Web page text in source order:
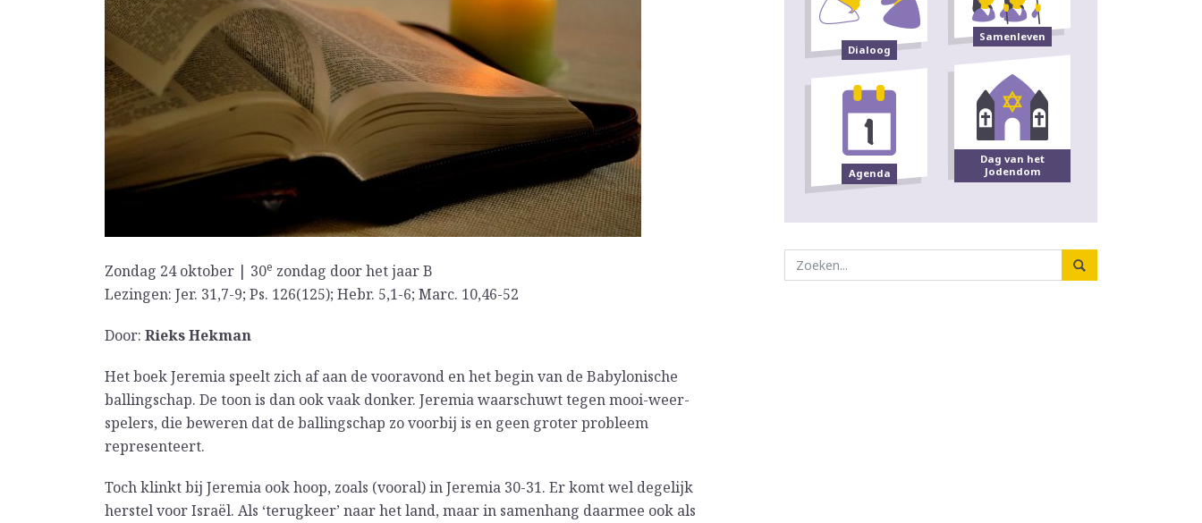
Zondag 24 oktober | 30e zondag door het jaar B
Lezingen: Jer. 31,7-9; Ps. 126(125); Hebr. 5,1-6; Marc. 10,46-52
Door: Rieks Hekman
Het boek Jeremia speelt zich af aan de vooravond en het begin van de Babylonische
ballingschap. De toon is dan ook vaak donker. Jeremia waarschuwt tegen mooi-weer-
spelers, die beweren dat de ballingschap zo voorbij is en geen groter probleem
representeert.
Toch klinkt bij Jeremia ook hoop, zoals (vooral) in Jeremia 30-31. Er komt wel degelijk
herstel voor Israël. Als ‘terugkeer’ naar het land, maar in samenhang daarmee ook als
Dialoog
Samenleven
Agenda
Dag van het
Jodendom